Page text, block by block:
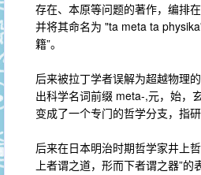
存在、本原等问题的著作，编排
并将其命名为 "ta meta ta
籍”。
后来被拉丁学者误解为超越物理
出科学名词前缀 meta-,元，始，
变成了一个专门的哲学分支，指
后来在日本明治时期哲学家井上
上者谓之道，形而下者谓之器”